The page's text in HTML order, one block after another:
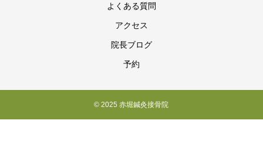
よくある質問
アクセス
院長ブログ
予約
© 2025 赤堀鍼灸接骨院